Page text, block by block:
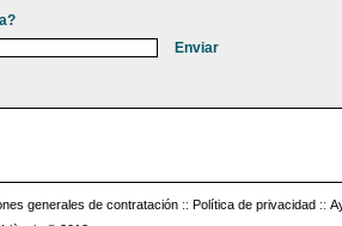
generales de contratación :: Política de privacidad ::